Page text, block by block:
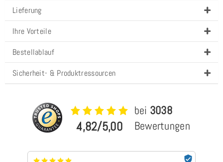
Lieferung
Ihre Vorteile
Bestellablauf
Sicherheit- & Produktressourcen
4,82/5,00
bei 3038
Bewertungen